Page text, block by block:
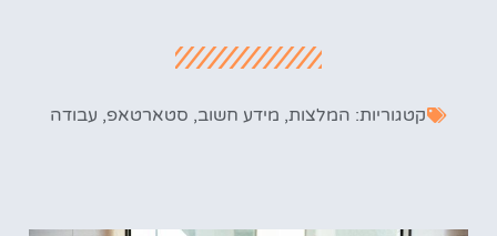
קטגוריות: המלצות, מידע חשוב, סטארטאפ, עבודה